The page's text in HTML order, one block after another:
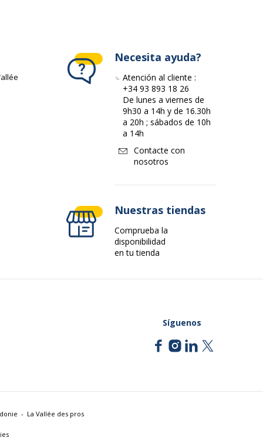
Necesita ayuda?
Atención al cliente :
+34 93 893 18 26
De lunes a viernes de
9h30 a 14h y de 16.30h
a 20h ; sábados de 10h
a 14h
Contacte con
nosotros
Nuestras tiendas
Comprueba la
disponibilidad
en tu tienda
Síguenos
La Vallée des pros